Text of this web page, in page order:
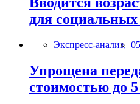
для социальных
Экспресс-анализ,
Упрощена
стоимостью до